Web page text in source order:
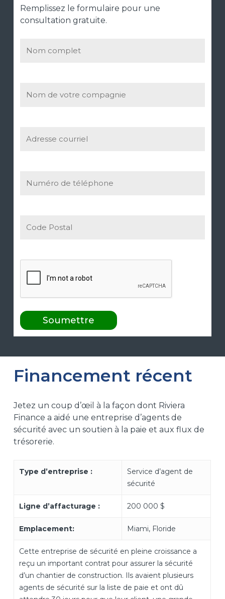
Remplissez le formulaire pour une
consultation gratuite.
Financement récent
Jetez un coup d’œil à la façon dont Riviera
Finance a aidé une entreprise d’agents de
sécurité avec un soutien à la paie et aux flux de
trésorerie.
Type d’entreprise :
Service d’agent de
sécurité
Ligne d’affacturage : 200 000 $
Emplacement: Miami, Floride
Cette entreprise de sécurité en pleine croissance a
reçu un important contrat pour assurer la sécurité
d’un chantier de construction. Ils avaient plusieurs
agents de sécurité sur la liste de paie et ont dû